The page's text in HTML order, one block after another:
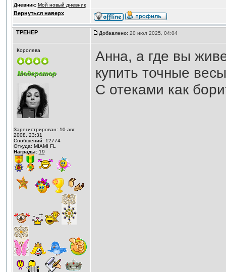
Дневник: Мой новый дневник
Вернуться наверх
ТРЕНЕР Добавлено:20 июл 2025, 04:04
Королева
Зарегистрирован: 10 авг
2008, 23:31
Сообщений: 12774
Откуда: MIAMI FL
Награды: 19
Анна, а где вы
купить точные
С отеками как